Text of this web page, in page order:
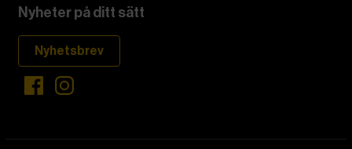
Nyheter på ditt sätt
Nyhetsbrev